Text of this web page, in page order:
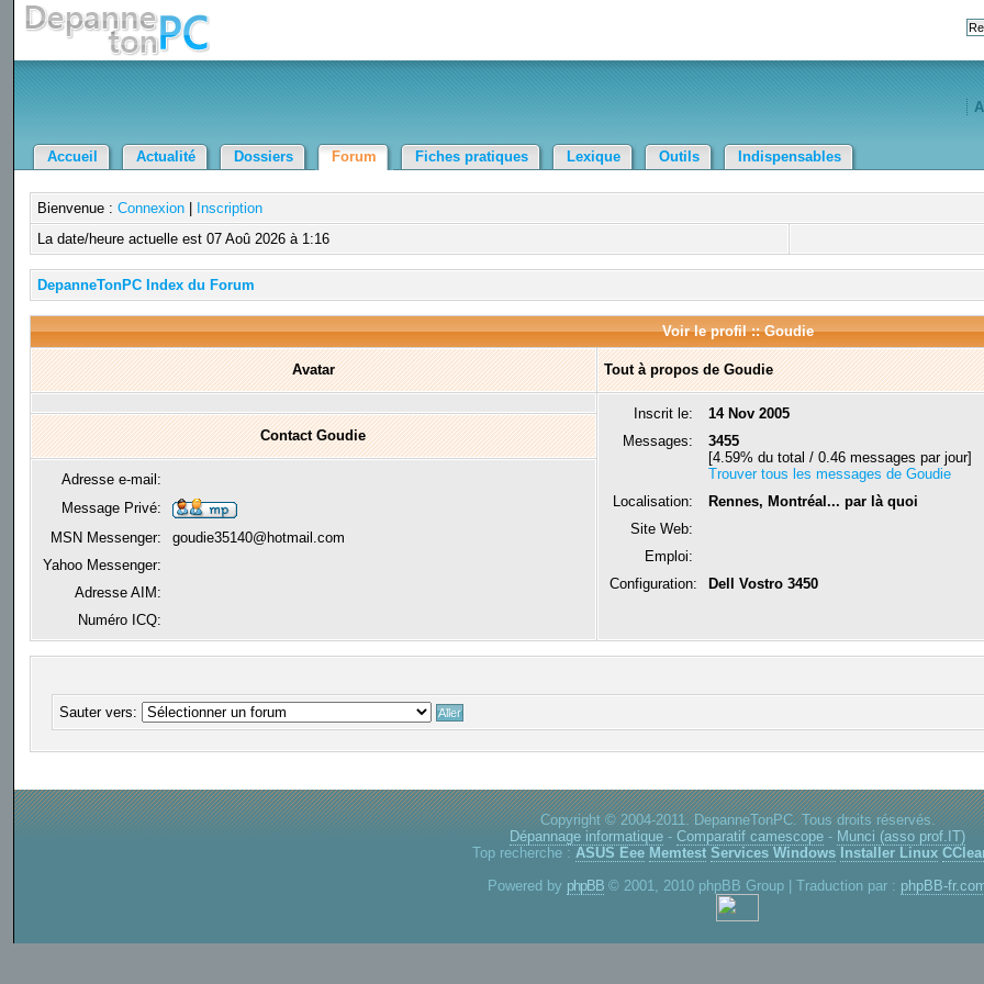
Accueil Actualité Dossiers Forum Fiches pratiques Lexique Outils Indispensables
Bienvenue : Connexion|
Inscription
La date/heure actuelle est 07 Aoû 2026 à 1:16
DepanneTonPC Index du Forum
Voir le profil :: Goudie
Avatar Tout à propos de Goudie
Inscrit le:
14 Nov 2005
Messages:
3455
[4.59% du total / 0.46 messages par jour]
Trouver tous les messages de Goudie
Localisation:
Rennes, Montréal... par là quoi
Site Web:
Emploi:
Configuration:
Dell Vostro 3450
Contact Goudie
Adresse e-mail:
Message Privé:
MSN Messenger:
goudie35140@hotmail.com
Yahoo Messenger:
Adresse AIM:
Numéro ICQ:
Sauter vers:
Copyright © 2004-2011. DepanneTonPC. Tous droits réservés.
Dépannage informatique -Comparatif camescope - Munci (asso prof.IT)
Top recherche : ASUS Eee Memtest Services Windows Installer Linux
Powered by phpBB © 2001, 2010 phpBB Group | Traduction par : phpBB-